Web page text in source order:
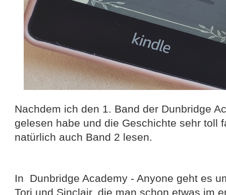
Nachdem ich den 1. Band der Dunbridge
gelesen habe und die Geschichte sehr toll
natürlich auch Band 2 lesen.
In Dunbridge Academy - Anyone geht es
Tori und Sinclair, die man schon etwas im